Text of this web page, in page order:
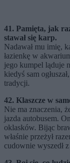
41. Pamięta, jak
stawał się karp.
Nadawał mu imię,
łazienkę w
jego kumpel ląduje
kiedyś sam
tradycji.
42. Klaszcze w
Nie ma znaczenia,
jazda autobusem.
oklasków. Bijąc
właśnie przeżył
cudownie wyszedł